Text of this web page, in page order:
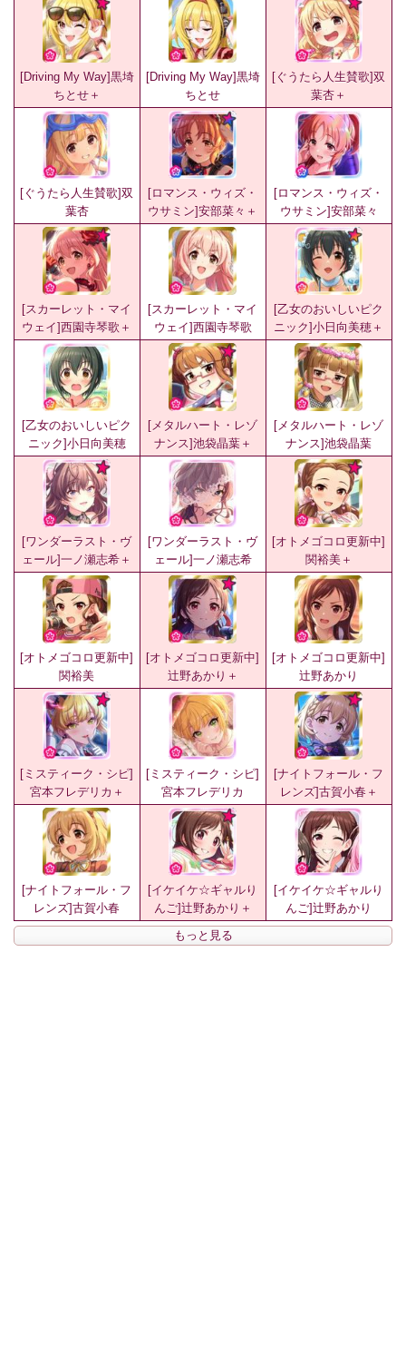
[Driving My Way]黒埼
ちとせ＋
[Driving My Way]黒埼
ちとせ
[ぐうたら人生賛歌]双
葉杏＋
[ぐうたら人生賛歌]双
葉杏
[ロマンス・ウィズ・
ウサミン]安部菜々＋
[ロマンス・ウィズ・
ウサミン]安部菜々
[スカーレット・マイ
ウェイ]西園寺琴歌＋
[スカーレット・マイ
ウェイ]西園寺琴歌
[乙女のおいしいピク
ニック]小日向美穂＋
[乙女のおいしいピク
ニック]小日向美穂
[メタルハート・レゾ
ナンス]池袋晶葉＋
[メタルハート・レゾ
ナンス]池袋晶葉
[ワンダーラスト・ヴ
ェール]一ノ瀬志希＋
[ワンダーラスト・ヴ
ェール]一ノ瀬志希
[オトメゴコロ更新中]
関裕美＋
[オトメゴコロ更新中]
関裕美
[オトメゴコロ更新中]
辻野あかり＋
[オトメゴコロ更新中]
辻野あかり
[ミスティーク・シピ]
宮本フレデリカ＋
[ミスティーク・シピ]
宮本フレデリカ
[ナイトフォール・フ
レンズ]古賀小春＋
[ナイトフォール・フ
レンズ]古賀小春
[イケイケ☆ギャルり
んご]辻野あかり＋
[イケイケ☆ギャルり
んご]辻野あかり
もっと見る